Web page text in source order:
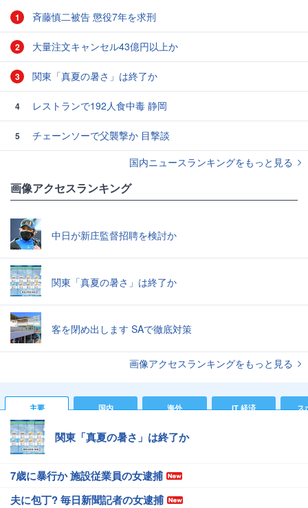
1 斉藤慎二被告 懲役7年を求刑
2 大量注文キャンセル43億円以上か
3 関東「真夏の暑さ」は終了か
4 レストランで192人食中毒 静岡
5
チェーンソーで父襲撃か 目撃談
国内ニュースランキングをもっと見る
画像アクセスランキング
中日が新庄監督招聘を検討か
関東「真夏の暑さ」は終了か
客を閉め出します SAで徹底対策
画像アクセスランキングをもっと見る
主要 国内 海外 IT 経済 ス
関東「真夏の暑さ」は終了か
7歳に暴行か 施設従業員の女逮捕
夫に包丁? 毎日新聞記者の女逮捕